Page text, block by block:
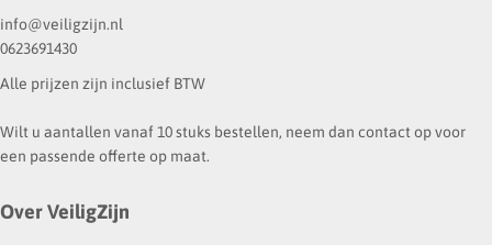
info@veiligzijn.nl
0623691430
Alle prijzen zijn inclusief BTW
Wilt u aantallen vanaf 10 stuks bestellen, neem dan contact op voor
een passende offerte op maat.
Over VeiligZijn